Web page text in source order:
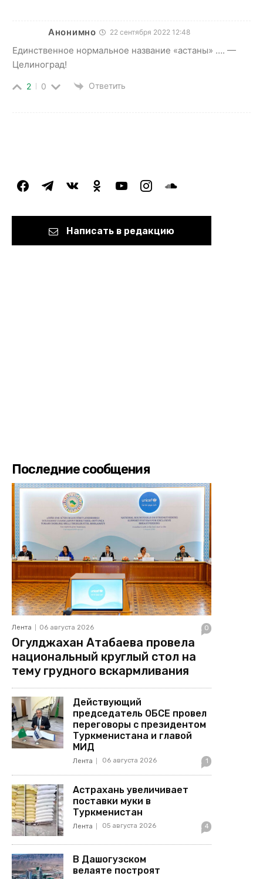
Анонимно 22 сентября 2022 12:48
Единственное нормальное название «астаны» …. —
Целиноград!
2 0 Ответить
facebooktelegramvkontakteodnoklassniki
youtubeinstagramsoundcloud
Написать в редакцию
Последние сообщения
Лента 06 августа 2026 0
Огулджахан Атабаева провела
национальный круглый стол на
тему грудного вскармливания
Действующий
председатель ОБСЕ провел
переговоры с президентом
Туркменистана и главой
МИД
Лента 06 августа 2026 1
Астрахань увеличивает
поставки муки в
Туркменистан
Лента 05 августа 2026 4
В Дашогузском
велаяте построят